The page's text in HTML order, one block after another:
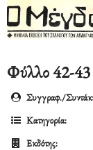
Φύλλο 42-43
Συγγραφ./
Κατηγορία:
Εκδότης: